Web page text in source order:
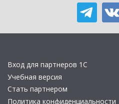
Вход для партнеров 1С
Учебная версия
Стать партнером
Политика конфиденциальности